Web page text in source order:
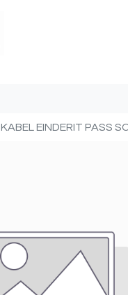
KABEL EINDERIT PASS